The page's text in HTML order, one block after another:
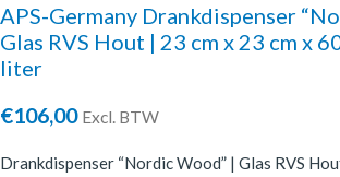
APS-Germany Drankdispenser
Glas RVS Hout | 23 cm x 23 cm x
liter
€106,00 Excl. BTW
Drankdispenser “Nordic Wood” | Glas RVS